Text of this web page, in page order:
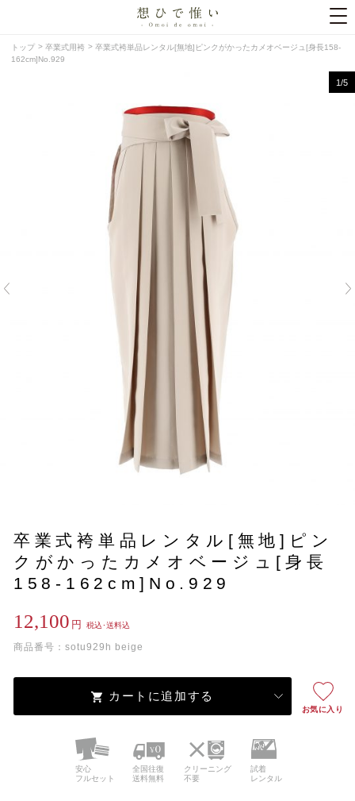
トップ 卒業式用袴
卒業式袴単品レンタル[無地]ピンクがかったカメオベージュ[身長158-
162cm]No.929
1/5
卒業式袴単品レンタル[無地]ピン
クがかったカメオベージュ[身長
158-162cm]No.929
12,100 円 税込･送料込
商品番号：sotu929h beige
カートに追加する
お気に入り
安心
フルセット
全国往復
送料無料
クリーニング
不要
試着
レンタル